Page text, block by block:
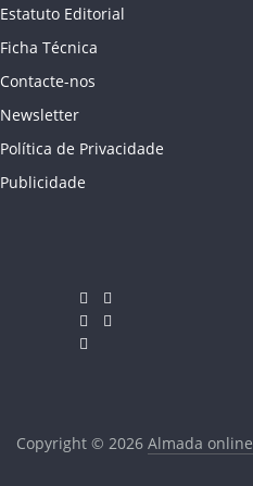
Estatuto Editorial
Ficha Técnica
Contacte-nos
Newsletter
Política de Privacidade
Publicidade
Copyright © 2026 Almada online